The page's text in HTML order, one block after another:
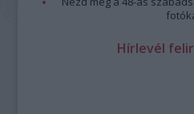
Hírlevél